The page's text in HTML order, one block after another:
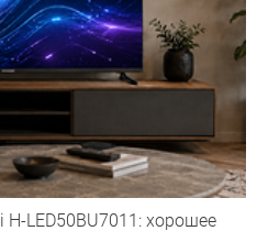
LED50BU7011: хорошее